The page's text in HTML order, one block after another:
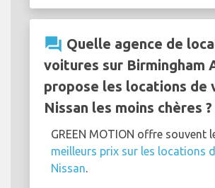
question_answer Quelle agence de
voitures sur Birmingham
propose les locations de
Nissan les moins chères ?
GREEN MOTION offre souvent
meilleurs prix sur les locations
Nissan